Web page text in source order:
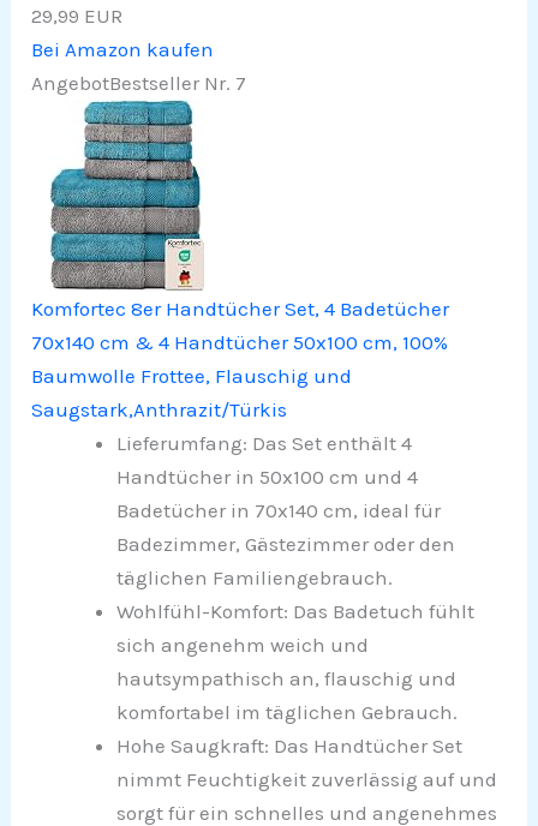
29,99 EUR
Bei Amazon kaufen
AngebotBestseller Nr. 7
Komfortec 8er Handtücher Set, 4 Badetücher
70x140 cm & 4 Handtücher 50x100 cm, 100%
Baumwolle Frottee, Flauschig und
Saugstark,Anthrazit/Türkis
Lieferumfang: Das Set enthält 4
Handtücher in 50x100 cm und 4
Badetücher in 70x140 cm, ideal für
Badezimmer, Gästezimmer oder den
täglichen Familiengebrauch.
Wohlfühl-Komfort: Das Badetuch fühlt
sich angenehm weich und
hautsympathisch an, flauschig und
komfortabel im täglichen Gebrauch.
Hohe Saugkraft: Das Handtücher Set
nimmt Feuchtigkeit zuverlässig auf und
sorgt für ein schnelles und angenehmes